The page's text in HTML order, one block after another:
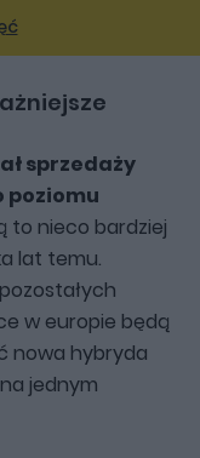
sprzedaży
poziomu
to nieco bardziej
lat temu.
w europie będą
nowa hybryda
jednym